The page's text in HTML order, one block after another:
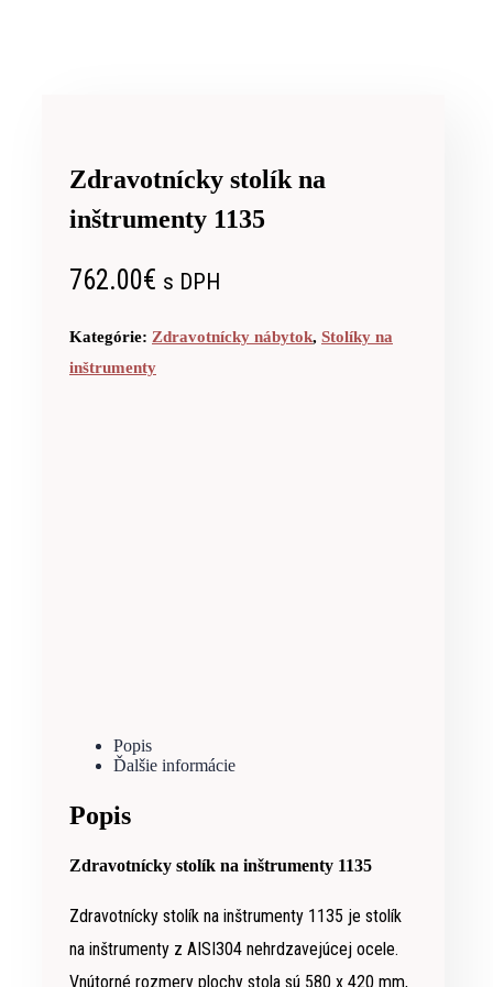
Zdravotnícky stolík na
inštrumenty 1135
762.00€ s DPH
Kategórie: Zdravotnícky nábytok, Stolíky na
inštrumenty
Popis
Ďalšie informácie
Popis
Zdravotnícky stolík na inštrumenty 1135
Zdravotnícky stolík na inštrumenty 1135 je stolík
na inštrumenty z AISI304 nehrdzavejúcej ocele.
Vnútorné rozmery plochy stola sú 580 x 420 mm,